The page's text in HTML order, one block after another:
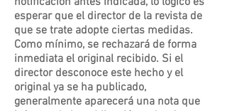
esperar que el director de la revista de
que se trate adopte ciertas medidas.
Como mínimo, se rechazará de forma
inmediata el original recibido. Si el
director desconoce este hecho y el
original ya se ha publicado,
generalmente aparecerá una nota que